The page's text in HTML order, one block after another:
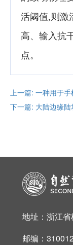
活阈值,则激
高、输入抗
点。
上一篇: 一种用于
下一篇: 大陆边缘
地址：浙江
邮编：310012